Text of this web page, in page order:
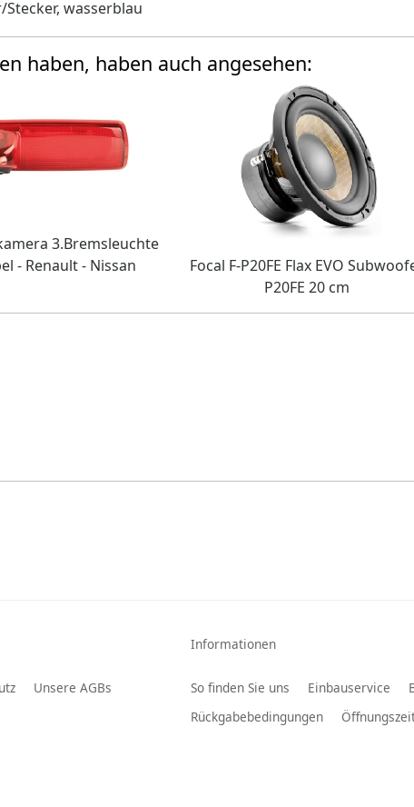
Stecker, wasserblau
haben, haben auch angesehen:
3.Bremsleuchte
- Renault - Nissan
Focal F-P20FE Flax EVO
P20FE 20 cm
Unsere AGBs
Informationen
So finden Sie uns Einbauservice
Rückgabebedingungen